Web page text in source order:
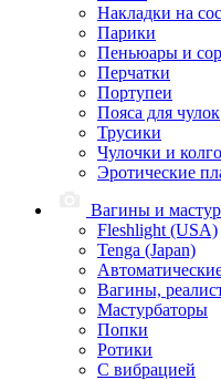
Накладки на
Парики
Пеньюары и
Перчатки
Портупеи
Пояса для чулок
Трусики
Чулочки и
Эротические
Вагины и
Fleshlight (USA)
Tenga (Japan)
Вагины,
Мастурбаторы
Попки
Ротики
С вибрацией